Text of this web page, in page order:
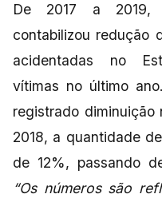
De 2017 a 2019,
contabilizou redução
acidentadas no
vítimas no último
registrado diminuição
2018, a quantidade
de 12%, passando
“Os números são